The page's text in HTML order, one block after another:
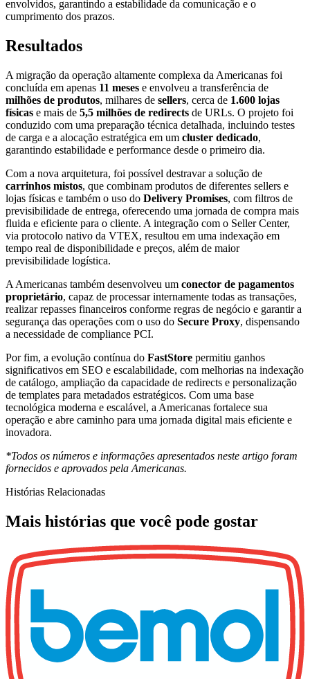
envolvidos, garantindo a estabilidade da comunicação e o
cumprimento dos prazos.
Resultados
A migração da operação altamente complexa da Americanas foi
concluída em apenas 11 meses e envolveu a transferência de
milhões de produtos, milhares de sellers, cerca de 1.600 lojas
físicas e mais de 5,5 milhões de redirects de URLs. O projeto foi
conduzido com uma preparação técnica detalhada, incluindo testes
de carga e a alocação estratégica em um cluster dedicado,
garantindo estabilidade e performance desde o primeiro dia.
Com a nova arquitetura, foi possível destravar a solução de
carrinhos mistos, que combinam produtos de diferentes sellers e
lojas físicas e também o uso do Delivery Promises, com filtros de
previsibilidade de entrega, oferecendo uma jornada de compra mais
fluida e eficiente para o cliente. A integração com o Seller Center,
via protocolo nativo da VTEX, resultou em uma indexação em
tempo real de disponibilidade e preços, além de maior
previsibilidade logística.
A Americanas também desenvolveu um conector de pagamentos
proprietário, capaz de processar internamente todas as transações,
realizar repasses financeiros conforme regras de negócio e garantir a
segurança das operações com o uso do Secure Proxy, dispensando
a necessidade de compliance PCI.
Por fim, a evolução contínua do FastStore permitiu ganhos
significativos em SEO e escalabilidade, com melhorias na indexação
de catálogo, ampliação da capacidade de redirects e personalização
de templates para metadados estratégicos. Com uma base
tecnológica moderna e escalável, a Americanas fortalece sua
operação e abre caminho para uma jornada digital mais eficiente e
inovadora.
*Todos os números e informações apresentados neste artigo foram
fornecidos e aprovados pela Americanas.
Histórias Relacionadas
Mais histórias que você pode gostar